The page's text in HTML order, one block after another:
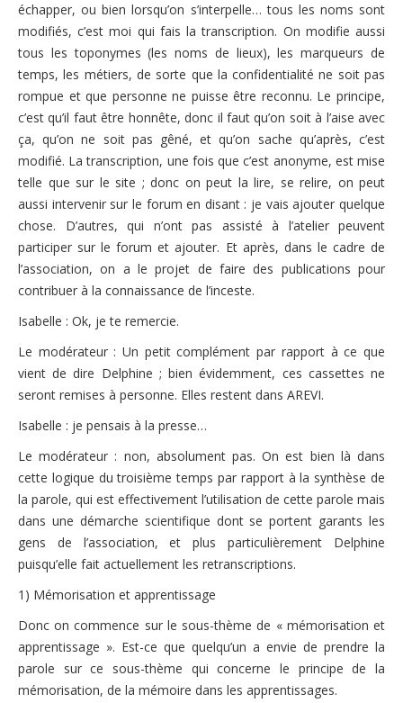
échapper, ou bien lorsqu’on s’interpelle… tous les noms sont
modifiés, c’est moi qui fais la transcription. On modifie aussi
tous les toponymes (les noms de lieux), les marqueurs de
temps, les métiers, de sorte que la confidentialité ne soit pas
rompue et que personne ne puisse être reconnu. Le principe,
c’est qu’il faut être honnête, donc il faut qu’on soit à l’aise avec
ça, qu’on ne soit pas gêné, et qu’on sache qu’après, c’est
modifié. La transcription, une fois que c’est anonyme, est mise
telle que sur le site ; donc on peut la lire, se relire, on peut
aussi intervenir sur le forum en disant : je vais ajouter quelque
chose. D’autres, qui n’ont pas assisté à l’atelier peuvent
participer sur le forum et ajouter. Et après, dans le cadre de
l’association, on a le projet de faire des publications pour
contribuer à la connaissance de l’inceste.
Isabelle : Ok, je te remercie.
Le modérateur : Un petit complément par rapport à ce que
vient de dire Delphine ; bien évidemment, ces cassettes ne
seront remises à personne. Elles restent dans AREVI.
Isabelle : je pensais à la presse…
Le modérateur : non, absolument pas. On est bien là dans
cette logique du troisième temps par rapport à la synthèse de
la parole, qui est effectivement l’utilisation de cette parole mais
dans une démarche scientifique dont se portent garants les
gens de l’association, et plus particulièrement Delphine
puisqu’elle fait actuellement les retranscriptions.
1) Mémorisation et apprentissage
Donc on commence sur le sous-thème de « mémorisation et
apprentissage ». Est-ce que quelqu’un a envie de prendre la
parole sur ce sous-thème qui concerne le principe de la
mémorisation, de la mémoire dans les apprentissages.